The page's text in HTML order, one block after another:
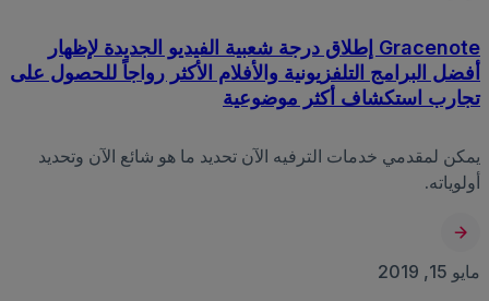
Gracenote إطلاق درجة شعبية الفيديو الجديدة لإظهار
أفضل البرامج التلفزيونية والأفلام الأكثر رواجاً للحصول على
تجارب استكشاف أكثر موضوعية
يمكن لمقدمي خدمات الترفيه الآن تحديد ما هو شائع الآن وتحديد
أولوياته.
مايو 15, 2019